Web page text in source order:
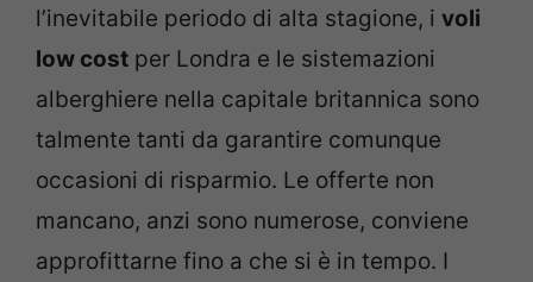
l’inevitabile periodo di alta stagione, i voli
low cost per Londra e le sistemazioni
alberghiere nella capitale britannica sono
talmente tanti da garantire comunque
occasioni di risparmio. Le offerte non
mancano, anzi sono numerose, conviene
approfittarne fino a che si è in tempo. I